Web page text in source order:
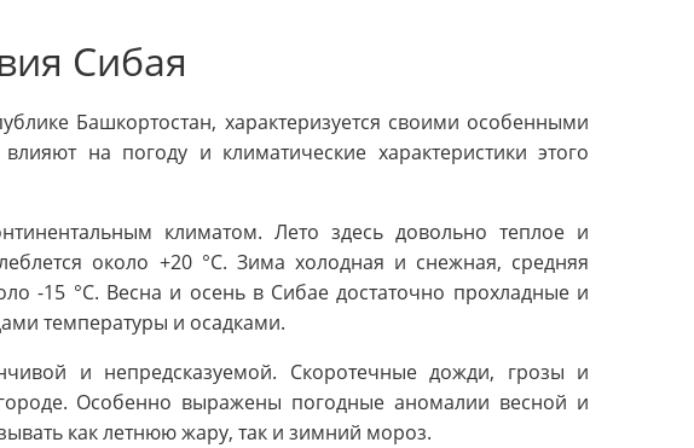
Сибая
Башкортостан, характеризуется своими особенными
на погоду и климатические характеристики этого
климатом. Лето здесь довольно теплое и
около +20 °C. Зима холодная и снежная, средняя
-15 °C. Весна и осень в Сибае достаточно прохладные и
температуры и осадками.
и непредсказуемой. Скоротечные дожди, грозы и
Особенно выражены погодные аномалии весной и
как летнюю жару, так и зимний мороз.